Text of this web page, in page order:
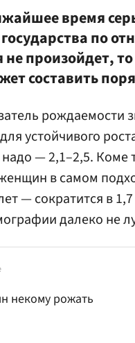
время
по
не произойдет,
составить
рождаемости
устойчивого
— 2,1–2,5. Коме
в самом
— сократится в
далеко не
некому рожать